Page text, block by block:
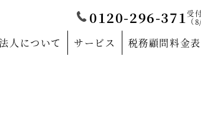
0120-296-371受
（
人について
サービス 税務顧問料金表